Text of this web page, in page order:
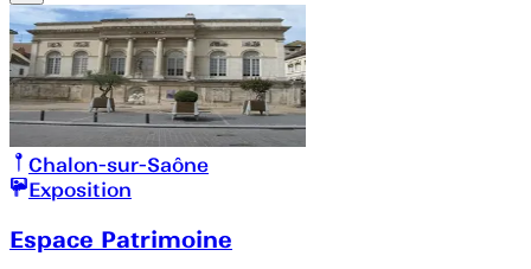
Chalon-sur-Saône
Exposition
Espace Patrimoine